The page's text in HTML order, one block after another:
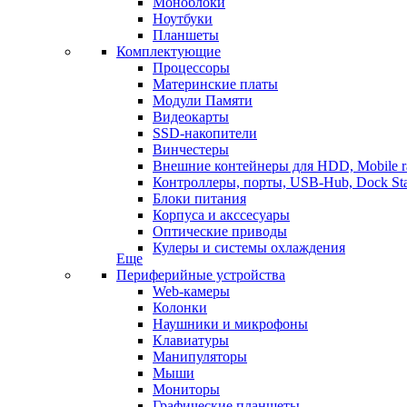
Ноутбуки
Планшеты
Комплектующие
Процессоры
Материнские платы
Модули Памяти
Видеокарты
SSD-накопители
Винчестеры
Внешние контейнеры для HDD, Mobile
Контроллеры, порты, USB-Hub, Dock
Блоки питания
Корпуса и акссесуары
Оптические приводы
Кулеры и системы охлаждения
Еще
Периферийные устройства
Web-камеры
Колонки
Наушники и микрофоны
Клавиатуры
Манипуляторы
Мыши
Мониторы